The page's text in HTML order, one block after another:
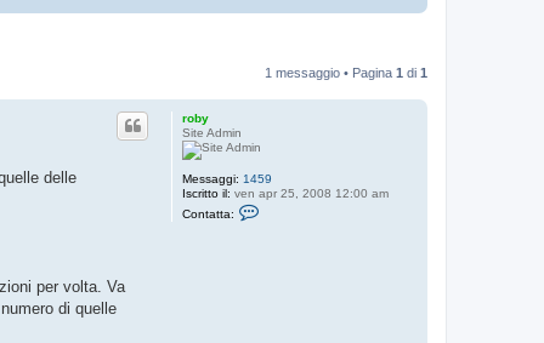
1 messaggio • Pagina 1 di 1
roby
Site Admin
Messaggi: 1459
Iscritto il: ven apr 25, 2008 12:00 am
Contatta:
delle
per volta. Va
di quelle